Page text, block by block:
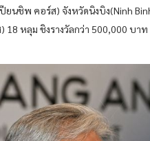
นชิพ คอร์ส) จังหวัดนิงบิง(Ninh
18 หลุม ชิงรางวัลกว่า 500,000 บ